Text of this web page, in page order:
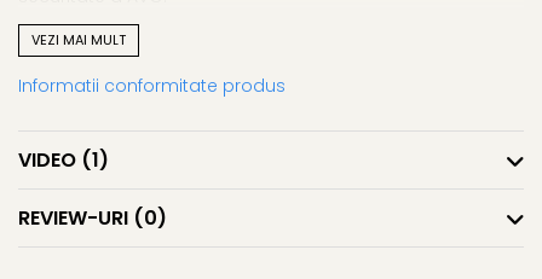
Antivirus de rețea
virușilor, viermilor sau troienilor
AntiMalware (AVG Resident Shield)
VEZI MAI MULT
Informatii conformitate produs
VIDEO (1)
REVIEW-URI (0)